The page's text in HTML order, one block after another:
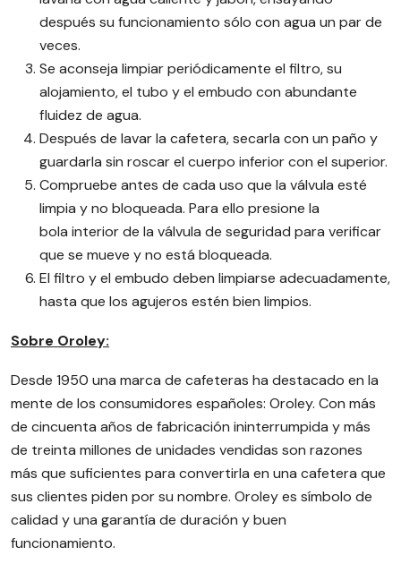
después su funcionamiento sólo con agua un par de
veces.
Se aconseja limpiar periódicamente el filtro, su
alojamiento, el tubo y el embudo con abundante
fluidez de agua.
Después de lavar la cafetera, secarla con un paño y
guardarla sin roscar el cuerpo inferior con el superior.
Compruebe antes de cada uso que la válvula esté
limpia y no bloqueada. Para ello presione la
bola interior de la válvula de seguridad para verificar
que se mueve y no está bloqueada.
El filtro y el embudo deben limpiarse adecuadamente,
hasta que los agujeros estén bien limpios.
Sobre Oroley:
Desde 1950 una marca de cafeteras ha destacado en la
mente de los consumidores españoles: Oroley. Con más
de cincuenta años de fabricación ininterrumpida y más
de treinta millones de unidades vendidas son razones
más que suficientes para convertirla en una cafetera que
sus clientes piden por su nombre. Oroley es símbolo de
calidad y una garantía de duración y buen
funcionamiento.